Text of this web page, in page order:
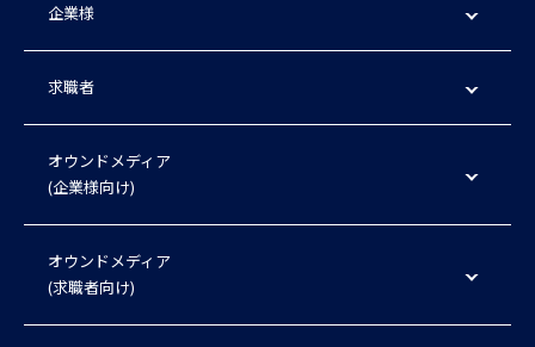
企業様
求職者
オウンドメディア
(企業様向け)
オウンドメディア
(求職者向け)